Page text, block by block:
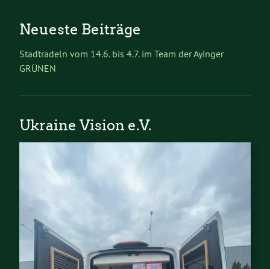
Neueste Beiträge
Stadtradeln vom 14.6. bis 4.7. im Team der Ayinger
GRÜNEN
Ukraine Vision e.V.